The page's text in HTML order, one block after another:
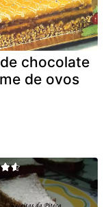
chocolate
de ovos